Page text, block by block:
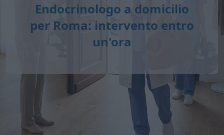
Endocrinologo a domicilio
per Roma: intervento entro
un'ora